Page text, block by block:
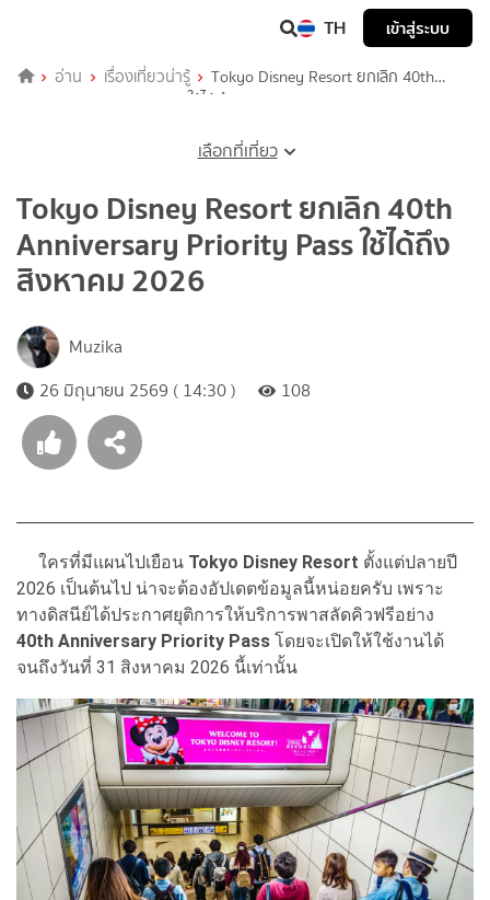
TH เข้าสู่ระบบ
อ่าน เรื่องเที่ยวน่ารู้
Tokyo Disney Resort ยกเลิก 40th
Anniversary Priority Pass ใช้ได้ถึงสิงหาคม 2026
เลือกที่เที่ยว
Tokyo Disney Resort ยกเลิก 40th
Anniversary Priority Pass ใช้ได้ถึง
สิงหาคม 2026
Muzika
26 มิถุนายน 2569 ( 14:30 )
108
ใครที่มีแผนไปเยือน Tokyo Disney Resort ตั้งแต่ปลายปี
2026 เป็นต้นไป น่าจะต้องอัปเดตข้อมูลนี้หน่อยครับ เพราะ
ทางดิสนีย์ได้ประกาศยุติการให้บริการพาสลัดคิวฟรีอย่าง
40th Anniversary Priority Pass โดยจะเปิดให้ใช้งานได้
จนถึงวันที่ 31 สิงหาคม 2026 นี้เท่านั้น